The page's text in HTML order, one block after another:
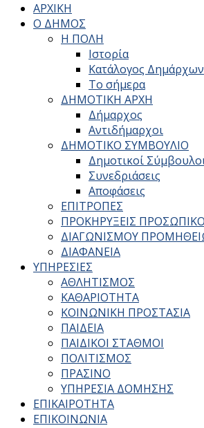
ΑΡΧΙΚΗ
Ο ΔΗΜΟΣ
Η ΠΟΛΗ
Ιστορία
Κατάλογος Δημάρχων
Το σήμερα
ΔΗΜΟΤΙΚΗ ΑΡΧΗ
Δήμαρχος
Αντιδήμαρχοι
ΔΗΜΟΤΙΚΟ ΣΥΜΒΟΥΛΙΟ
Δημοτικοί
Συνεδριάσεις
Αποφάσεις
ΕΠΙΤΡΟΠΕΣ
ΠΡΟΚΗΡΥΞΕΙΣ
ΔΙΑΓΩΝΙΣΜΟΥ
ΔΙΑΦΑΝΕΙΑ
ΥΠΗΡΕΣΙΕΣ
ΑΘΛΗΤΙΣΜΟΣ
ΚΑΘΑΡΙΟΤΗΤΑ
ΚΟΙΝΩΝΙΚΗ ΠΡΟΣΤΑΣΙΑ
ΠΑΙΔΕΙΑ
ΠΑΙΔΙΚΟΙ ΣΤΑΘΜΟΙ
ΠΟΛΙΤΙΣΜΟΣ
ΠΡΑΣΙΝΟ
ΥΠΗΡΕΣΙΑ ΔΟΜΗΣΗΣ
ΕΠΙΚΑΙΡΟΤΗΤΑ
ΕΠΙΚΟΙΝΩΝΙΑ